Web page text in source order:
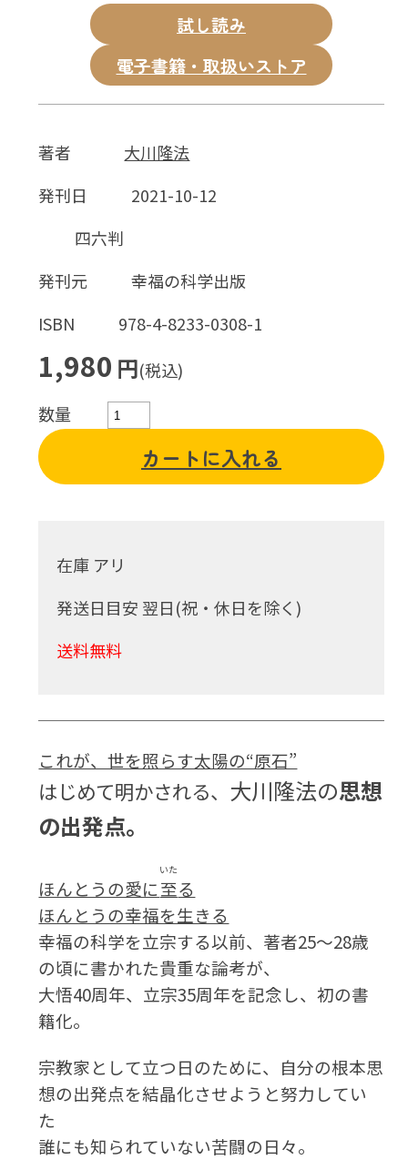
試し読み
電子書籍・取扱いストア
著者
大川隆法
発刊日
2021-10-12
四六判
発刊元
幸福の科学出版
ISBN
978-4-8233-0308-1
1,980 円(税込)
数量
カートに入れる
在庫 アリ
発送日目安 翌日(祝・休日を除く)
送料無料
これが、世を照らす太陽の“原石”
はじめて明かされる、 大川隆法の思想
の出発点。
ほんとうの愛に至
いた
る
ほんとうの幸福を生きる
幸福の科学を立宗する以前、著者25～28歳
の頃に書かれた貴重な論考が、
大悟40周年、立宗35周年を記念し、初の書
籍化。
宗教家として立つ日のために、自分の根本思
想の出発点を結晶化させようと努力してい
た
誰にも知られていない苦闘の日々。